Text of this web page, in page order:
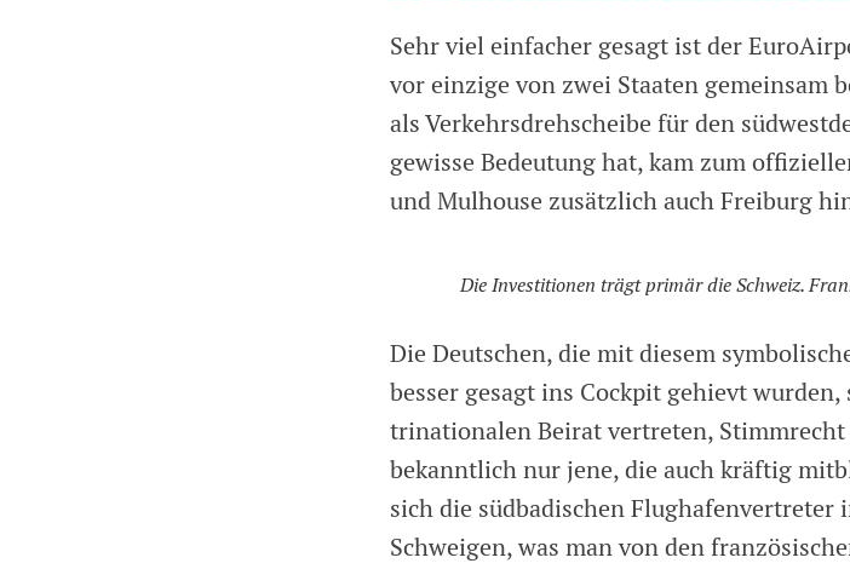
Sehr viel einfacher gesagt ist der
vor einzige von zwei Staaten gemeinsam
als Verkehrsdrehscheibe für den
gewisse Bedeutung hat, kam zum
und Mulhouse zusätzlich auch Freiburg
Die Investitionen trägt primär die Schweiz.
Die Deutschen, die mit diesem
besser gesagt ins Cockpit gehievt
trinationalen Beirat vertreten, Stimmrecht
bekanntlich nur jene, die auch kräftig
sich die südbadischen Flughafenvertreter
Schweigen, was man von den